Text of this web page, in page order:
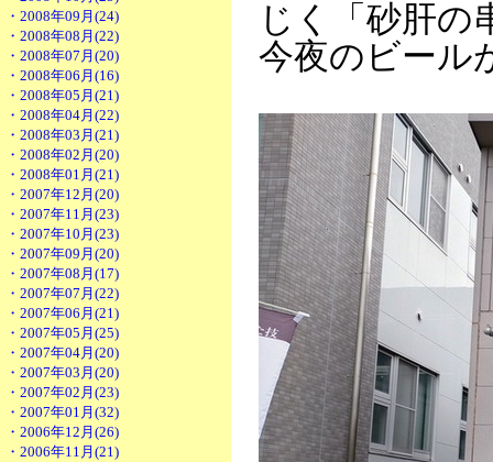
・2008年09月(24)
・2008年08月(22)
・2008年07月(20)
・2008年06月(16)
・2008年05月(21)
・2008年04月(22)
・2008年03月(21)
・2008年02月(20)
・2008年01月(21)
・2007年12月(20)
・2007年11月(23)
・2007年10月(23)
・2007年09月(20)
・2007年08月(17)
・2007年07月(22)
・2007年06月(21)
・2007年05月(25)
・2007年04月(20)
・2007年03月(20)
・2007年02月(23)
・2007年01月(32)
・2006年12月(26)
・2006年11月(21)
じく「砂肝の
今夜のビール